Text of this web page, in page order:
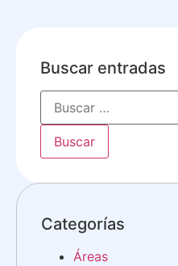
Buscar entradas
Categorías
Áreas